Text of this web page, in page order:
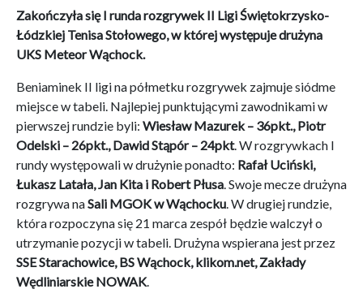
Zakończyła się I runda rozgrywek II Ligi Świętokrzysko-
Łódzkiej Tenisa Stołowego, w której występuje drużyna
UKS Meteor Wąchock.
Beniaminek II ligi na półmetku rozgrywek zajmuje siódme
miejsce w tabeli. Najlepiej punktującymi zawodnikami w
pierwszej rundzie byli: Wiesław Mazurek – 36pkt., Piotr
Odelski – 26pkt., Dawid Stąpór – 24pkt. W rozgrywkach I
rundy występowali w drużynie ponadto: Rafał Uciński,
Łukasz Latała, Jan Kita i Robert Płusa. Swoje mecze drużyna
rozgrywa naSali MGOK w Wąchocku. W drugiej rundzie,
która rozpoczyna się 21 marca zespół będzie walczył o
utrzymanie pozycji w tabeli. Drużyna wspierana jest przez
SSE Starachowice, BS Wąchock, klikom.net, Zakłady
Wędliniarskie NOWAK.